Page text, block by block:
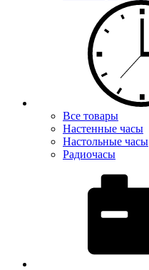
Все товары
Настенные часы
Настольные часы
Радиочасы